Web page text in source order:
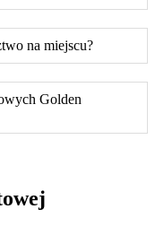
na miejscu?
Golden